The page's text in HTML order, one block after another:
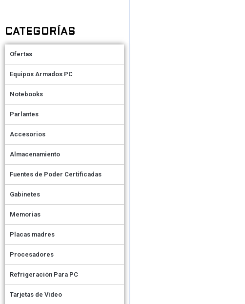
CATEGORÍAS
Ofertas
Equipos Armados PC
Notebooks
Parlantes
Accesorios
Almacenamiento
Fuentes de Poder Certificadas
Gabinetes
Memorias
Placas madres
Procesadores
Refrigeración Para PC
Tarjetas de Video